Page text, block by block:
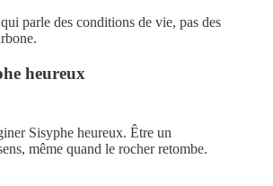
parle des conditions de vie, pas des
heureux
Sisyphe heureux. Être un
même quand le rocher retombe.